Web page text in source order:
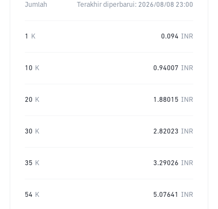
Jumlah Terakhir diperbarui: 2026/08/08 23:00
1 K 0.094 INR
10 K 0.94007 INR
20 K 1.88015 INR
30 K 2.82023 INR
35 K 3.29026 INR
54 K 5.07641 INR